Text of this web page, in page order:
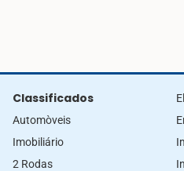
Classificados
Automòveis
Imobiliário
2 Rodas